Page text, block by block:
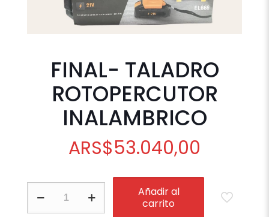
FINAL- TALADRO
ROTOPERCUTOR
INALAMBRICO
ARS$53.040,00
TALADRO
ROTOPERCUTOR
Añadir al
carrito